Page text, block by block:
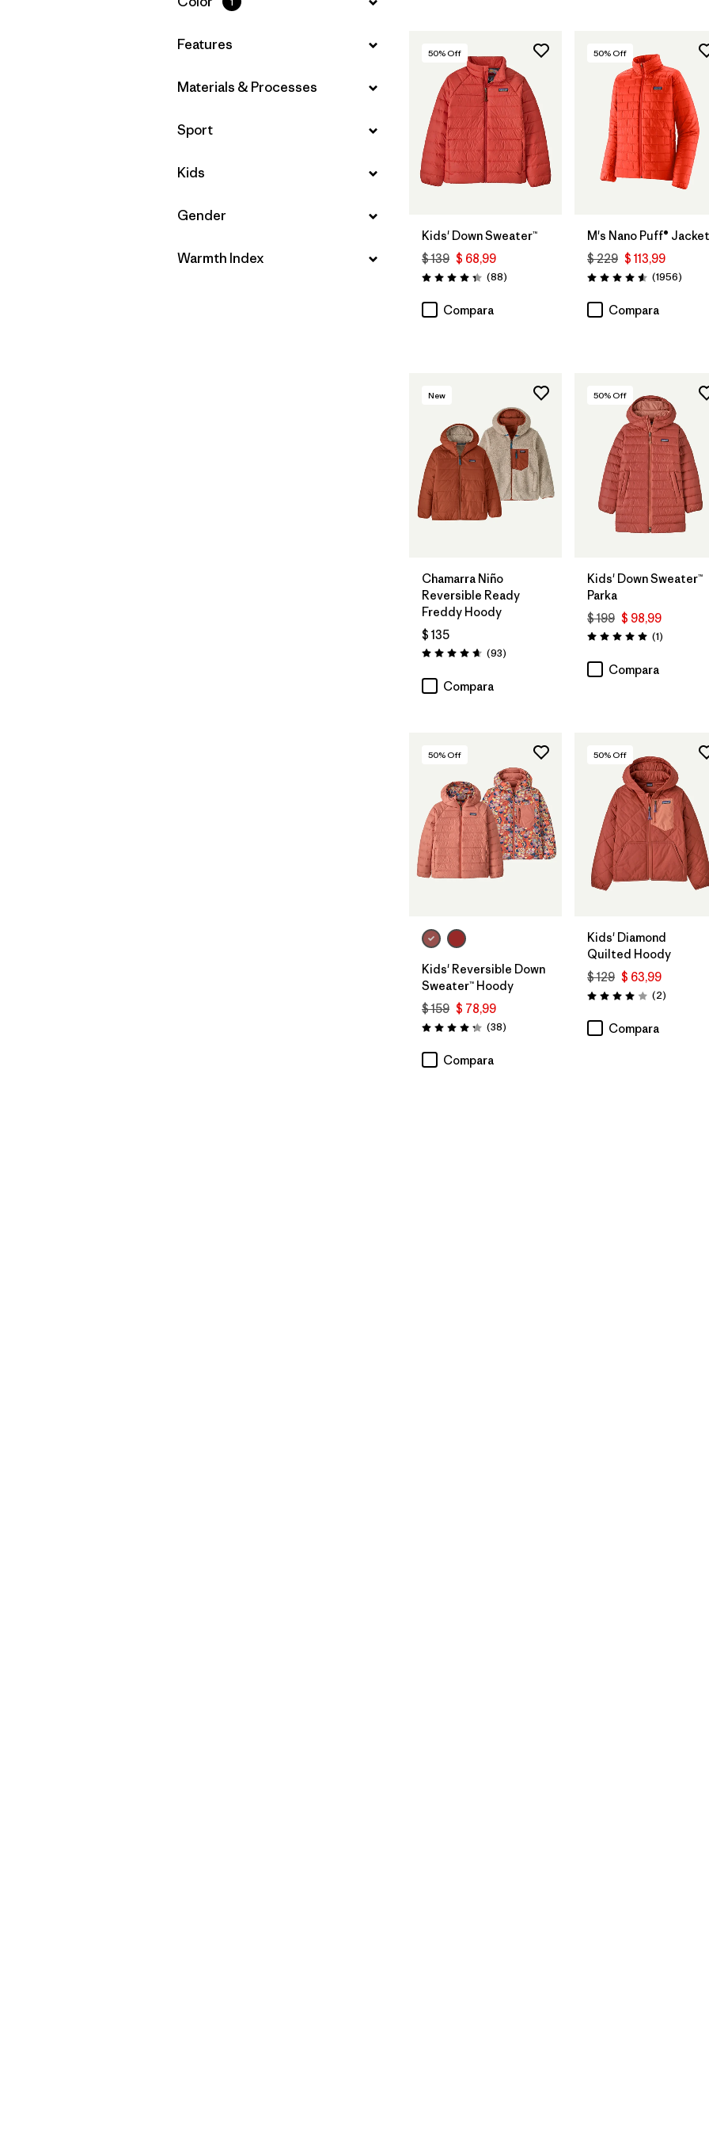
Filtrar por
Features
Filtrar por
Materials & Processes
Filtrar por
Sport
Filtrar por
Kids
Filtrar por
Gender
Filtrar por
Warmth Index
50% Off
Kids' Down Sweater™
$ 139 $ 68,99
Valoración: 4.3 / 5
(88Comentarios
)
Compara
50% Off
M's Nano Puff® Jacket
$ 229 $ 113,99
Valoración: 4.6 / 5
(1956)
Compara
New
Chamarra Niño
Reversible Ready
Freddy Hoody
$ 135
Valoración: 4.7 / 5
(93Comentarios
)
Compara
50% Off
Kids' Down Sweater™
Parka
$ 199 $ 98,99
Valoración: 5.0 / 5
(1)
Compara
50% Off
Kids' Reversible Down
Sweater™ Hoody
$ 159 $ 78,99
Valoración: 4.3 / 5
(38Comentarios
)
Compara
50% Off
Kids' Diamond
Quilted Hoody
$ 129 $ 63,99
Valoración: 4.0 / 5
(2)
Compara